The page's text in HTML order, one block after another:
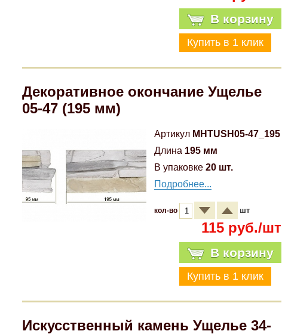
В корзину
Декоративное окончание Ущелье
05-47 (195 мм)
Артикул MHTUSH05-47_195
Длина 195 мм
В упаковке 20 шт.
Подробнее...
кол-во шт
115 руб./шт
В корзину
Искусственный камень Ущелье 34-